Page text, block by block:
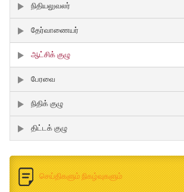
நிதியலுவலர்
தேர்வாணையர்
ஆட்சிக் குழு
பேரவை
நிதிக் குழு
திட்டக் குழு
செய்திகளும் நிகழ்வுகளும்